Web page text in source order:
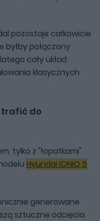
pozostaje całkowicie
byłby połączony
cały układ
klasycznych
trafić do
tylko z "łopatkami"
Hyundai IONIQ 5
generowane
sztuczne odcięcia